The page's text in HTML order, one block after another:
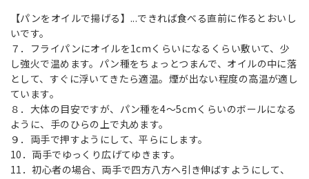
【パンをオイルで揚げる】...できれば食べる直前に作るとおいし
いです。
７．フライパンにオイルを1cmくらいになるくらい敷いて、少
し強火で温めます。パン種をちょっとつまんで、オイルの中に落
として、すぐに浮いてきたら適温。煙が出ない程度の高温が適し
ています。
８．大体の目安ですが、パン種を4～5cmくらいのボールになる
ように、手のひらの上で丸めます。
９．両手で押すようにして、平らにします。
10．両手でゆっくり広げてゆきます。
11．初心者の場合、両手で四方八方へ引き伸ばすようにして、